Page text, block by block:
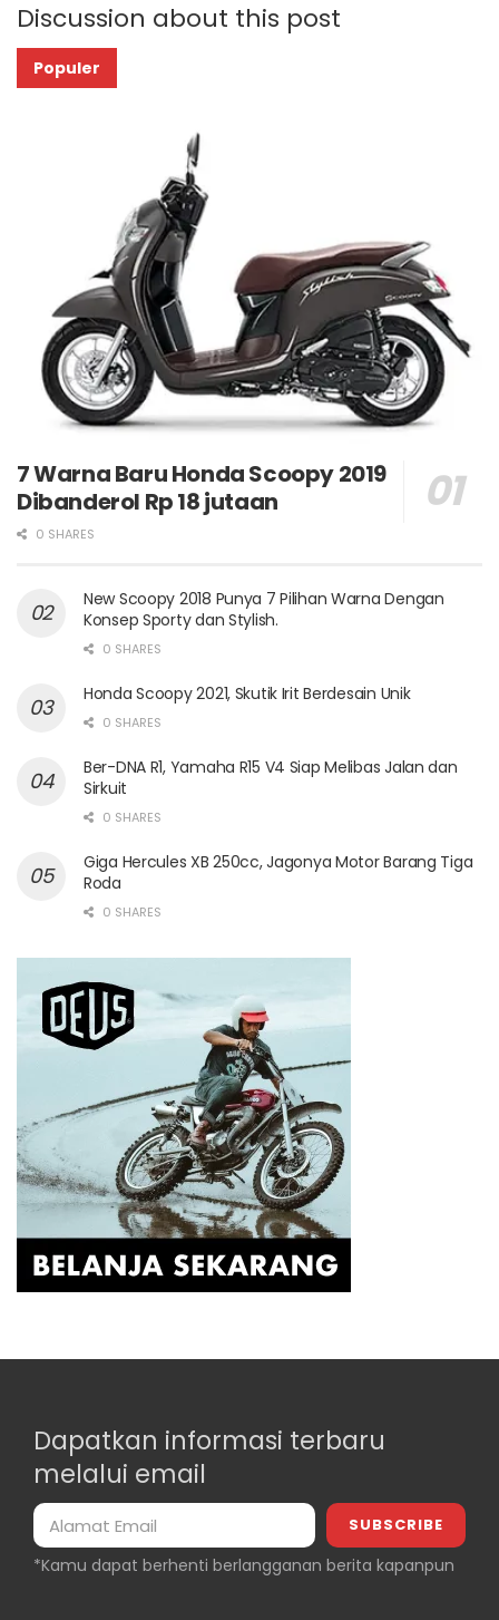
Discussion about this post
Populer
7 Warna Baru Honda Scoopy 2019
Dibanderol Rp 18 jutaan
0 SHARES
New Scoopy 2018 Punya 7 Pilihan Warna Dengan
Konsep Sporty dan Stylish.
0 SHARES
Honda Scoopy 2021, Skutik Irit Berdesain Unik
0 SHARES
Ber-DNA R1, Yamaha R15 V4 Siap Melibas Jalan dan
Sirkuit
0 SHARES
Giga Hercules XB 250cc, Jagonya Motor Barang Tiga
Roda
0 SHARES
Dapatkan informasi terbaru
melalui email
*Kamu dapat berhenti berlangganan berita kapanpun